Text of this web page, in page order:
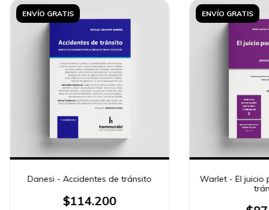
ENVÍO GRATIS
Danesi - Accidentes de tránsito
$114.200
ENVÍO GRATIS
Warlet - El juicio